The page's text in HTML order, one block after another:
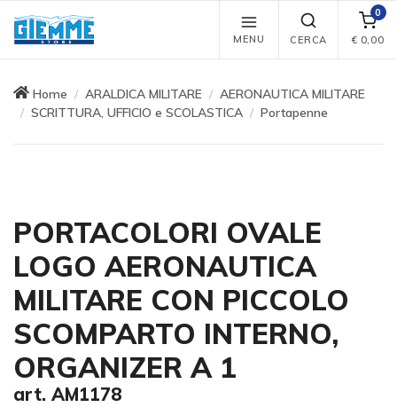
MENU CERCA
0
€ 0,00
Home ARALDICA MILITARE
AERONAUTICA MILITARE
SCRITTURA, UFFICIO e SCOLASTICA
Portapenne
PORTACOLORI OVALE
LOGO AERONAUTICA
MILITARE CON PICCOLO
SCOMPARTO INTERNO,
ORGANIZER A 1
art. AM1178